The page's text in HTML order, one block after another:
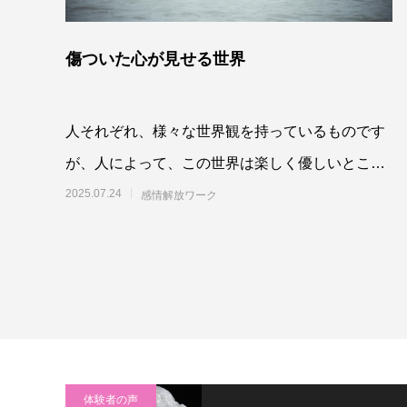
傷ついた心が見せる世界
人それぞれ、様々な世界観を持っているものです
が、人によって、この世界は楽しく優しいところ
だという感覚を持っている人もいれば、こ
2025.07.24 感情解放ワーク
体験者の声